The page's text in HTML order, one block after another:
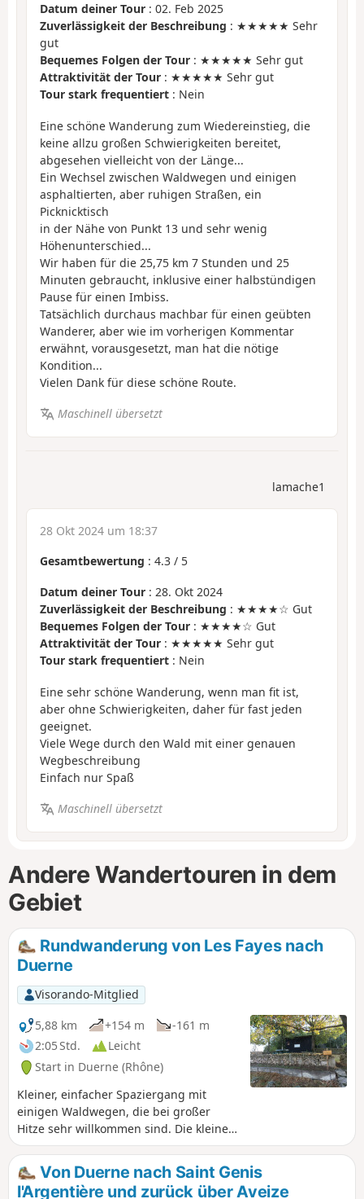
Datum deiner Tour : 02. Feb 2025
Zuverlässigkeit der Beschreibung : ★★★★★ Sehr
gut
Bequemes Folgen der Tour : ★★★★★ Sehr gut
Attraktivität der Tour : ★★★★★ Sehr gut
Tour stark frequentiert : Nein
Eine schöne Wanderung zum Wiedereinstieg, die
keine allzu großen Schwierigkeiten bereitet,
abgesehen vielleicht von der Länge...
Ein Wechsel zwischen Waldwegen und einigen
asphaltierten, aber ruhigen Straßen, ein
Picknicktisch
in der Nähe von Punkt 13 und sehr wenig
Höhenunterschied...
Wir haben für die 25,75 km 7 Stunden und 25
Minuten gebraucht, inklusive einer halbstündigen
Pause für einen Imbiss.
Tatsächlich durchaus machbar für einen geübten
Wanderer, aber wie im vorherigen Kommentar
erwähnt, vorausgesetzt, man hat die nötige
Kondition...
Vielen Dank für diese schöne Route.
Maschinell übersetzt
lamache1
28 Okt 2024 um 18:37
Gesamtbewertung : 4.3 / 5
Datum deiner Tour : 28. Okt 2024
Zuverlässigkeit der Beschreibung : ★★★★☆ Gut
Bequemes Folgen der Tour : ★★★★☆ Gut
Attraktivität der Tour : ★★★★★ Sehr gut
Tour stark frequentiert : Nein
Eine sehr schöne Wanderung, wenn man fit ist,
aber ohne Schwierigkeiten, daher für fast jeden
geeignet.
Viele Wege durch den Wald mit einer genauen
Wegbeschreibung
Einfach nur Spaß
Maschinell übersetzt
Andere Wandertouren in dem
Gebiet
Rundwanderung von Les Fayes nach
Duerne
Visorando-Mitglied
5,88 km
+154 m
-161 m
2:05 Std.
Leicht
Start in Duerne (Rhône)
Kleiner, einfacher Spaziergang mit
einigen Waldwegen, die bei großer
Hitze sehr willkommen sind. Die kleinen
Straßen außerhalb des Dorfes sind
wenig begehen.
Von Duerne nach Saint Genis
l'Argentière und zurück über Aveize